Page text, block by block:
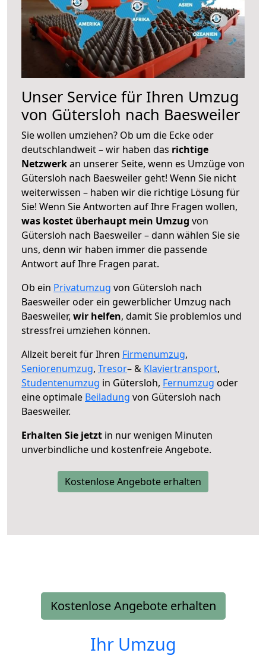
Unser Service für Ihren Umzug
von Gütersloh nach Baesweiler
Sie wollen umziehen? Ob um die Ecke oder
deutschlandweit – wir haben das richtige
Netzwerkan unserer Seite, wenn es Umzüge von
Gütersloh nach Baesweiler geht! Wenn Sie nicht
weiterwissen – haben wir die richtige Lösung für
Sie! Wenn Sie Antworten auf Ihre Fragen wollen,
was kostet überhaupt mein Umzug von
Gütersloh nach Baesweiler – dann wählen Sie sie
uns, denn wir haben immer die passende
Antwort auf Ihre Fragen parat.
Ob ein Privatumzug von Gütersloh nach
Baesweiler oder ein gewerblicher Umzug nach
Baesweiler, wir helfen, damit Sie problemlos und
stressfrei umziehen können.
Allzeit bereit für Ihren Firmenumzug,
Seniorenumzug, Tresor– & Klaviertransport,
Studentenumzug in Gütersloh, Fernumzug oder
eine optimale Beiladung von Gütersloh nach
Baesweiler.
Erhalten Sie jetzt in nur wenigen Minuten
unverbindliche und kostenfreie Angebote.
Kostenlose Angebote erhalten
Kostenlose Angebote erhalten
Ihr Umzug